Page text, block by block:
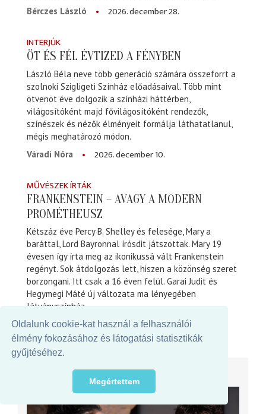
Oldalunk cookie-kat használ a felhasználói
élmény fokozásához és látogatási statisztikák
gyűjtéséhez.
Megértettem
Bérczes László
2026. december 28.
INTERJÚK
ÖT ÉS FÉL ÉVTIZED A FÉNYBEN
László Béla neve több generáció számára összeforrt a
szolnoki Szigligeti Színház előadásaival. Több mint
ötvenöt éve dolgozik a színházi háttérben,
világosítóként majd fővilágosítóként rendezők,
színészek és nézők élményeit formálja láthatatlanul,
mégis meghatározó módon.
Váradi Nóra
2026. december 10.
MŰVÉSZEK ÍRTÁK
FRANKENSTEIN – AVAGY A MODERN
PROMÉTHEUSZ
Kétszáz éve Percy B. Shelley és felesége, Mary a
baráttal, Lord Bayronnal írósdit játszottak. Mary 19
évesen így írta meg az ikonikussá vált Frankenstein
regényt. Sok átdolgozás lett, hiszen a közönség szeret
borzongani. Itt csak a 16 éven felül. Garai Judit és
Hegymegi Máté új változata ma lényegében
látványszínház.
Szegő György
2026. március 10.
BEMUTATÓK KÉPEKBEN